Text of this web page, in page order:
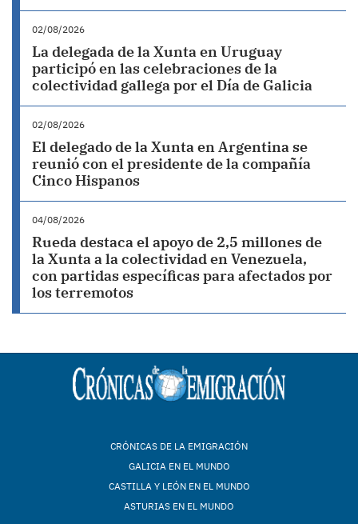
02/08/2026
La delegada de la Xunta en Uruguay
participó en las celebraciones de la
colectividad gallega por el Día de Galicia
02/08/2026
El delegado de la Xunta en Argentina se
reunió con el presidente de la compañía
Cinco Hispanos
04/08/2026
Rueda destaca el apoyo de 2,5 millones de
la Xunta a la colectividad en Venezuela,
con partidas específicas para afectados por
los terremotos
CRÓNICAS DE LA EMIGRACIÓN
GALICIA EN EL MUNDO
CASTILLA Y LEÓN EN EL MUNDO
ASTURIAS EN EL MUNDO